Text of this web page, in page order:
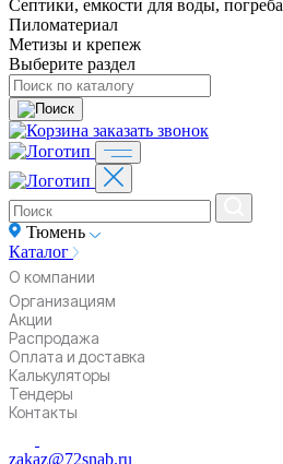
Септики, емкости для воды, погреба
Пиломатериал
Метизы и крепеж
Выберите раздел
заказать звонок
Тюмень
Каталог
О компании
Организациям
Акции
Распродажа
Оплата и доставка
Калькуляторы
Тендеры
Контакты
zakaz@72snab.ru